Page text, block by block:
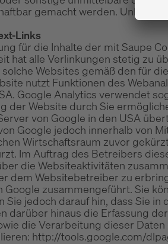
gemacht werden.
Links
für die Inhalte der mit Saupe
hat alle Verlinkungen stetig zu
Websites gemäß den für
nutzt Funktionen des
Google Analytics verwendet
der Website durch Sie
von Google in den USA
Google jedoch innerhalb von
Wirtschaftsraum zuvor
Im Auftrag des Betreibers
die Websiteaktivitäten
dem Websitebetreiber zu
Google zusammengeführt. Sie
Sie jedoch darauf hin, dass Sie
darüber hinaus die Erfassung
die Verarbeitung dieser
http://tools.google.com/